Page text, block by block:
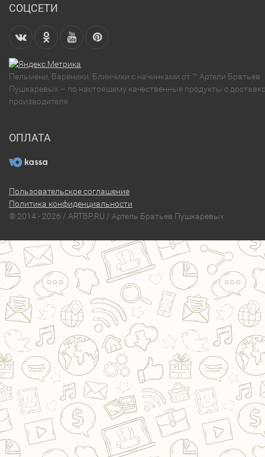
СОЦСЕТИ
Пельмени, Вареники, Блинчики с начинками от ™ Артели Братьев
Пушкаревых – по настоящему качественные продукты с
производителя.
ОПЛАТА
Пользовательское соглашение
Политика конфиденциальности
® 2014 - 2026 / ARTBP.RU / Артель Братьев Пушкаревых